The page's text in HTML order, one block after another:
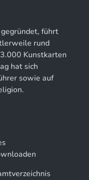
Gesellschaft
Schlösser und
führt
rund
Kunstkarten
hat sich
sowie auf